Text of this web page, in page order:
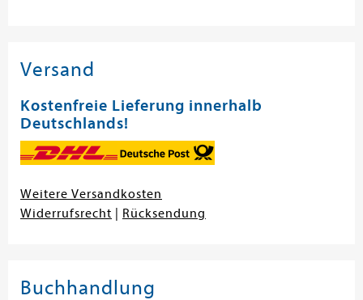
Versand
Kostenfreie Lieferung innerhalb
Deutschlands!
Weitere Versandkosten
Widerrufsrecht
Rücksendung
Buchhandlung